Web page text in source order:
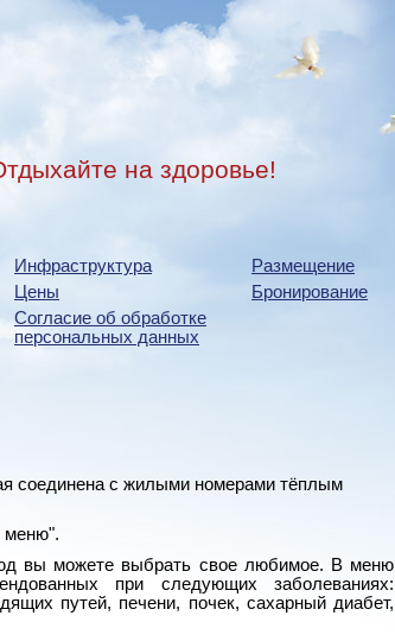
на здоровье!
Инфраструктура Размещение
Цены Бронирование
Согласие об обработке
персональных данных
соединена с жилыми номерами тёплым
меню".
вы можете выбрать свое любимое. В меню
при следующих заболеваниях:
путей, печени, почек, сахарный диабет,